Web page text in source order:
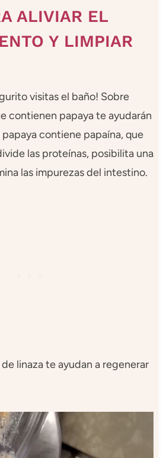
ALIVIAR EL
Y LIMPIAR
visitas el baño! Sobre
contienen papaya te ayudarán
papaya contiene papaína, que
las proteínas, posibilita una
las impurezas del intestino.
linaza te ayudan a regenerar